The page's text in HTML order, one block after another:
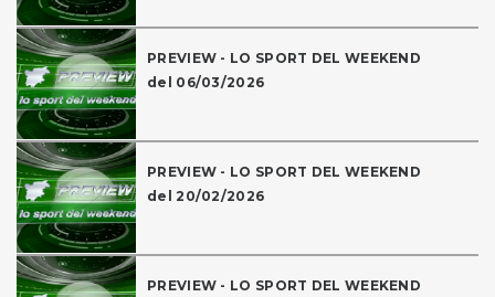
PREVIEW - LO SPORT DEL WEEKEND
del 06/03/2026
PREVIEW - LO SPORT DEL WEEKEND
del 20/02/2026
PREVIEW - LO SPORT DEL WEEKEND